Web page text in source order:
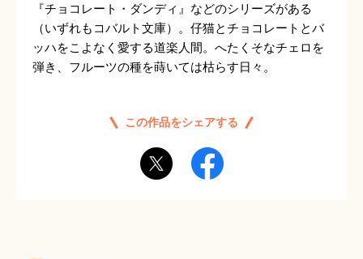
『チョコレート・ダンディ』などのシリーズがある
（いずれもコバルト文庫）。仔猫とチョコレートとバ
ッハをこよなく愛する道楽人間。へたくそなチェロを
弾き、フルーツの種を蒔いては枯らす日々。
この作品をシェアする